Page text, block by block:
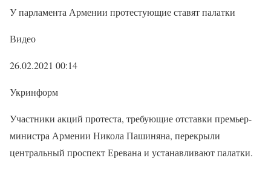
У парламента Армении протестующие ставят палатки
Видео
26.02.2021 00:14
Укринформ
Участники акций протеста, требующие отставки премьер-
министра Армении Никола Пашиняна, перекрыли
центральный проспект Еревана и устанавливают палатки.